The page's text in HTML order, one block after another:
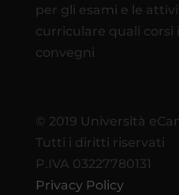
per gli esami e le
curriculare quali corsi
convegni
© 2019 Università
Tutti i diritti riservati
P.IVA 03227780131
Privacy Policy